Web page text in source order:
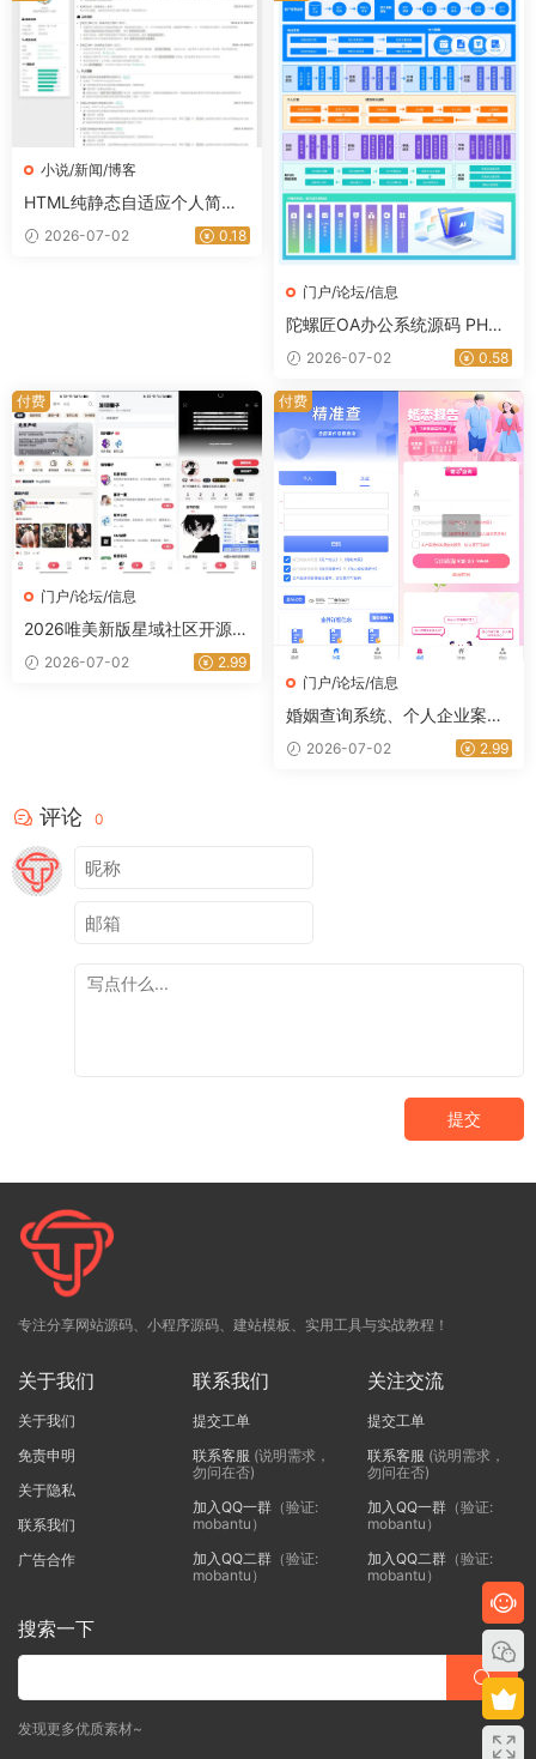
小说/新闻/博客
HTML纯静态自适应个人简历
网页源码
2026-07-02 0.18
门户/论坛/信息
陀螺匠OA办公系统源码 PHP
+ Vue 前后端分离 完整可商用
2026-07-02 0.58
门户/论坛/信息
2026唯美新版星域社区开源，
三端APP源码
2026-07-02 2.99
付费
门户/论坛/信息
婚姻查询系统、个人企业案件
涉诉案底查询系统网站源码
2026-07-02 2.99
付费
评论 0
提交
专注分享网站源码、小程序源码、建站模板、实用工具与实战教程！
关于我们
关于我们
免责申明
关于隐私
联系我们
广告合作
联系我们
提交工单
联系客服 (说明需求，
勿问在否)
加入QQ一群（验证:
mobantu）
加入QQ二群（验证:
mobantu）
关注交流
提交工单
联系客服 (说明需求，
勿问在否)
加入QQ一群（验证:
mobantu）
加入QQ二群（验证:
mobantu）
搜索一下
发现更多优质素材~